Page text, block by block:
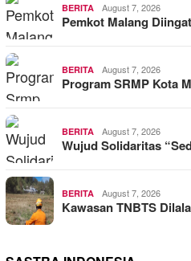
BERITA August 7, 2026
Pemkot Malang
BERITA August 7, 2026
Program SRMP Kota
BERITA August 7, 2026
Wujud Solidaritas
BERITA August 7, 2026
Kawasan TNBTS